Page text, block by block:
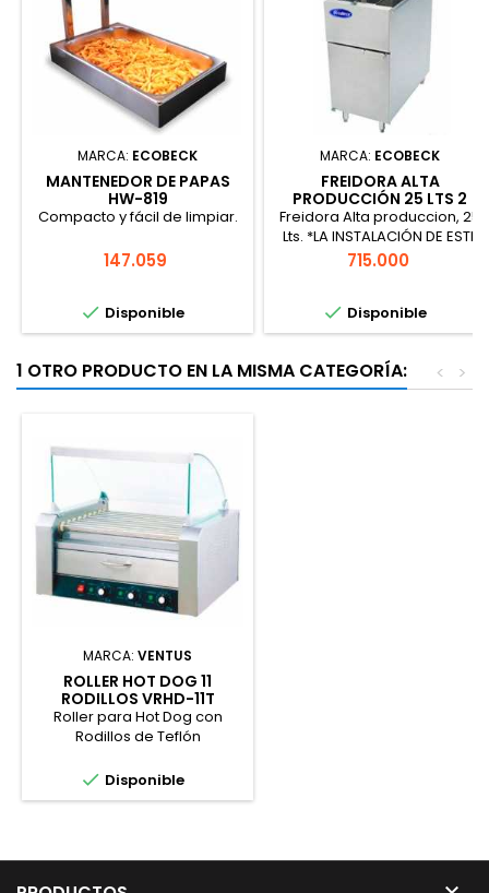
MARCA: ECOBECK
MANTENEDOR DE PAPAS
HW-819
Compacto y fácil de limpiar.
Precio
147.059
 Disponible
MARCA: ECOBECK
FREIDORA ALTA
PRODUCCIÓN 25 LTS 2
CANASTOS
Freidora Alta produccion, 25
Lts. *LA INSTALACIÓN DE ESTE
EQUIPO DEBE SER REALIZADA
DE GARANTÍA*
Precio
715.000
 Disponible
1 OTRO PRODUCTO EN LA MISMA CATEGORÍA: >
<
MARCA: VENTUS
ROLLER HOT DOG 11
RODILLOS VRHD-11T
Roller para Hot Dog con
Rodillos de Teflón
 Disponible